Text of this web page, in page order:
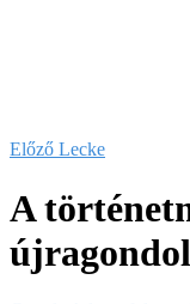
Előző Lecke
A